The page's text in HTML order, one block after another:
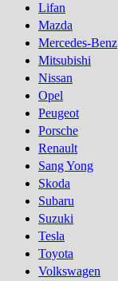
Lifan
Mazda
Mercedes-Benz
Mitsubishi
Nissan
Opel
Peugeot
Porsсhe
Renault
Sang Yong
Skoda
Subaru
Suzuki
Tesla
Toyota
Volkswagen